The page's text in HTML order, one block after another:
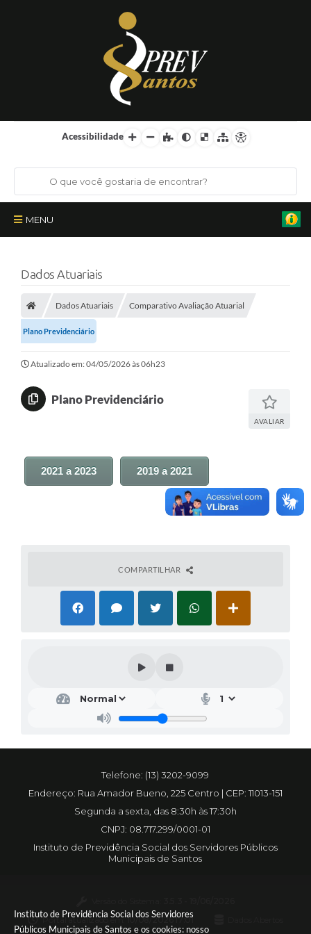
Instituto de Previdência Social dos Servidores
Públicos Municipais de Santos e os cookies: nosso
Acessibilidade
MENU
Órgãos Colegiados
Certificações
Educação Previdenciária
Relatórios
Dados Atuariais
Dados Atuariais Comparativo Avaliação Atuarial
Plano Previdenciário
Atualizado em: 04/05/2026 às 06h23
Plano Previdenciário
AVALIAR
2021 a 2023 2019 a 2021
COMPARTILHAR
Telefone: (13) 3202-9099
Endereço: Rua Amador Bueno, 225 Centro | CEP: 11013-151
Segunda a sexta, das 8:30h às 17:30h
CNPJ: 08.717.299/0001-01
Instituto de Previdência Social dos Servidores Públicos
Municipais de Santos
Portal atualizado em:10/08/2026 17:01